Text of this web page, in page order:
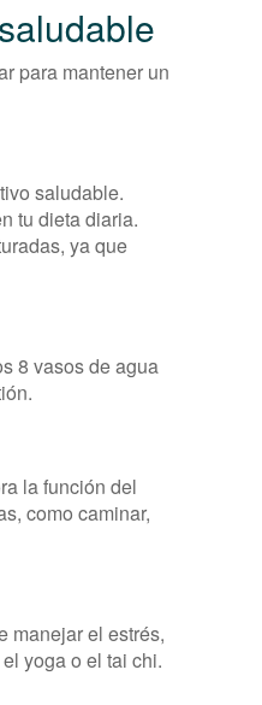
para mantener un
saludable.
tu dieta diaria.
ya que
8 vasos de agua
la función del
como caminar,
manejar el estrés,
yoga o el tai chi.